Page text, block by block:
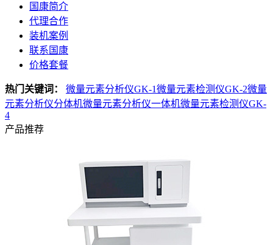
国康简介
代理合作
装机案例
联系国康
价格套餐
热门关键词： 微量元素分析仪GK-1微量元素检测仪GK-2微量
元素分析仪分体机微量元素分析仪一体机微量元素检测仪GK-
4
产品推荐